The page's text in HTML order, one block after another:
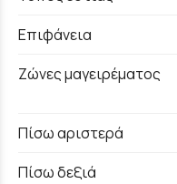
Επιφάνεια
Ζώνες μαγειρέματος
Πίσω αριστερά
Πίσω δεξιά